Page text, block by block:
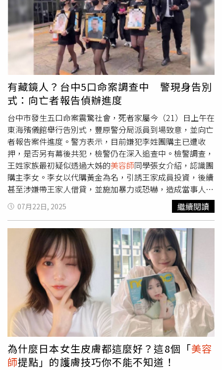
化。（圖／吳雅鈴攝）也因此，它不僅成為Rihanna、
Drake、Margot Robbie等名人愛用單品，更創下TikTok 香
水搜尋量第一、全球銷量突破 600 萬瓶的驚人成績！在快
閃店現場不僅能體驗經典香氣，還有限定禮遇活動，消費滿
額即可獲得專屬香氛禮，讓每位到訪者都能帶回一份只屬於
Baccarat Rouge 540的金燦記憶。在快閃店除了能一一試香
聞香，更有獨家買贈好禮：凡消費滿9,800元即贈隨香氛
2ml小香乙支、消費滿15,000元贈水晶之燄雙重奢華隨行香
氛旅行組(香精5ml+淡香精5ml)。（圖／吳雅鈴攝）
擔也比較輕。此次治喪費用約29萬餘元，感謝各界善心人士
捐助13萬元，其餘款項他也號召兄弟友人湊齊，盼陪伴協助
圓滿5人最終旅程。洪緯儒則表示，到場向亡者致意，並報
告最新偵查進度，力求還原事實真相，查緝不法之徒，以慰
亡者在天之靈。專案小組持續偵辦此案，先前已發動兩波搜
索，查扣相關電子設備等，並約談34人到案，包括居中牽線
的張姓美容師、當舖業者林男與張男等人列被告，訊後均請
回，李姓女團購主收押禁見；檢警21日再發動第三波搜索，
前往李女住家與辦公倉庫，查扣電腦、手機等設備，全送往
數位鑑識，並帶回朱男和2位女兒，警詢後依涉詐欺罪嫌移
送中檢，朱男和小女兒複訊後請回，大女兒因身體因素擇期
複訊。此外，王家5口原先相驗後，決定僅抽血化驗遺體，
後家屬同意解剖遺體進一步釐清死因，檢方10日會同法醫解
剖遺體，將相關檢體送法醫研究所化驗，報告最快下周才會
出爐。★如果您覺得痛苦、似乎沒有出路，您並不孤單；勇
敢求救並非弱者，您的痛苦有人願意傾聽。請撥打1995、
1925或張老師專線：1980。
有藏鏡人？台中5口命案調查中 警現身告別
式：向亡者報告偵辦進度
台中市發生五口命案震驚社會，死者家屬今（21）日上午在
東海殯儀館舉行告別式，豐原警分局派員到場致意，並向亡
者報告案件進度。警方表示，目前嫌犯李姓團購主已遭收
押，是否另有幕後共犯，檢警仍在深入追查中。檢警調查，
王姓家族最初疑似透過大姊的美容師同學張女介紹，認識團
購主李女。李女以代購黃金為名，引誘王家成員投資，後續
甚至涉嫌帶王家人借貸，並施加暴力或恐嚇，造成當事人精
神與經濟壓力過大，疑似因無力承受債務，最終全家共赴黃
泉。檢方目前對李女裁定收押，介紹人張女遭限制住居，其
他當舖、銀樓業者則以證人身分接受調查後請回。據了解，
辦案人員已著手清查李女是否受人指使，但尚無明確證據指
向特定幕後主嫌，案情仍待釐清。此外，針對外界關注的毒
物問題，王家5名死者的遺體原訂於7月10日火化，但家屬
臨時同意解剖，檢方已完成抽血與採樣程序。法醫鑑驗結果
預計最快下周出爐，將有助於判斷是否涉及加工自殺。檢警
持續偵訊豐原5口命案，林姓、張姓當舖業者，以及尤姓銀
樓業者改列被購，訊後均無保請回。（圖／翻攝畫面）豐原
警分局今天由分局長林大為與偵查隊長洪緯儒率隊參與告別
式。警方表示，此行除表達哀悼之意，也向亡者報告偵辦進
度，強調會盡全力查明案情真相，將所有涉案不法之徒繩之
以法，以告慰亡者在天之靈。
07月22日, 2025 繼續閱讀
為什麼日本女生皮膚都這麼好？這8個「美容
師提點」的護膚技巧你不能不知道！